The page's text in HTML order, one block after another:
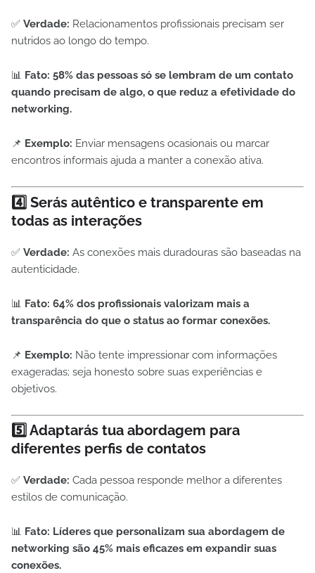
✅ Verdade: Relacionamentos profissionais precisam ser
nutridos ao longo do tempo.
📊 Fato: 58% das pessoas só se lembram de um contato
quando precisam de algo, o que reduz a efetividade do
networking.
📌 Exemplo: Enviar mensagens ocasionais ou marcar
encontros informais ajuda a manter a conexão ativa.
4️⃣ Serás autêntico e transparente em
todas as interações
✅ Verdade: As conexões mais duradouras são baseadas na
autenticidade.
📊 Fato: 64% dos profissionais valorizam mais a
transparência do que o status ao formar conexões.
📌 Exemplo: Não tente impressionar com informações
exageradas; seja honesto sobre suas experiências e
objetivos.
5️⃣ Adaptarás tua abordagem para
diferentes perfis de contatos
✅ Verdade: Cada pessoa responde melhor a diferentes
estilos de comunicação.
📊 Fato: Líderes que personalizam sua abordagem de
networking são 45% mais eficazes em expandir suas
conexões.